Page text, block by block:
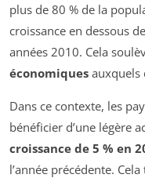
plus de 80 % de la
croissance en dessous
années 2010. Cela
économiques auxquels
Dans ce contexte, les
bénéficier d’une légère
croissance de 5 % en
l’année précédente.